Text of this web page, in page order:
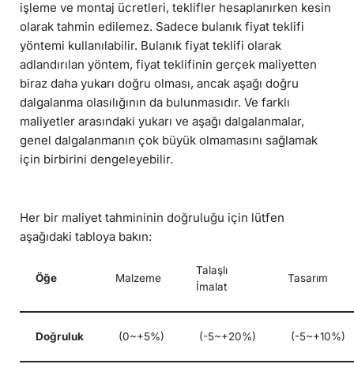
işleme ve montaj ücretleri, teklifler hesaplanırken kesin
olarak tahmin edilemez. Sadece bulanık fiyat teklifi
yöntemi kullanılabilir. Bulanık fiyat teklifi olarak
adlandırılan yöntem, fiyat teklifinin gerçek maliyetten
biraz daha yukarı doğru olması, ancak aşağı doğru
dalgalanma olasılığının da bulunmasıdır. Ve farklı
maliyetler arasındaki yukarı ve aşağı dalgalanmalar,
genel dalgalanmanın çok büyük olmamasını sağlamak
için birbirini dengeleyebilir.
Her bir maliyet tahmininin doğruluğu için lütfen
aşağıdaki tabloya bakın:
Öğe Malzeme
Talaşlı
İmalat
Tasarım
Doğruluk (0~+5%) (-5~+20%) (-5~+10%)